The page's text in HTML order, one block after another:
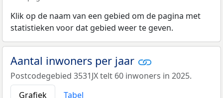
Klik op de naam van een gebied om de pagina met
statistieken voor dat gebied weer te geven.
Aantal inwoners per jaar
Postcodegebied 3531JX telt 60 inwoners in 2025.
Grafiek
Tabel